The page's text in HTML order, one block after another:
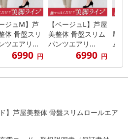
ジュM】芦
体 骨盤スリ
ツエアリ...
6990 円
【ベージュL】芦屋
美整体 骨盤スリム
パンツエアリ...
6990 円
屋
ム
ド】芦屋美整体 骨盤スリムロールエア